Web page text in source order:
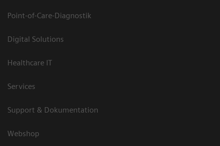
Point-of-Care-Diagnostik
Digital Solutions
Healthcare IT
Services
Support & Dokumentation
Webshop